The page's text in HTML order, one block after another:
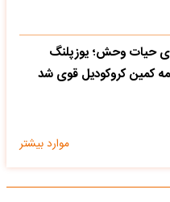
حیات وحش؛ یوزپلنگ
کمین کروکودیل قوی شد
موارد بیشتر